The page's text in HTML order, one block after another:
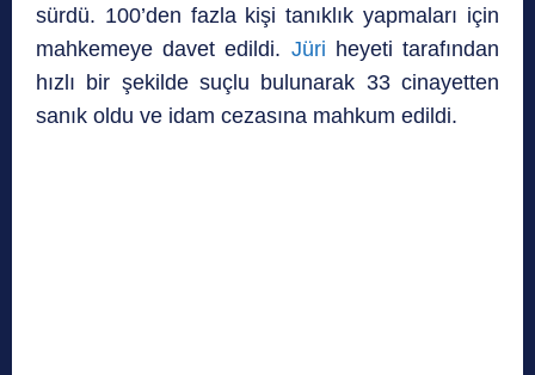
sürdü. 100’den fazla kişi tanıklık yapmaları için
mahkemeye davet edildi. Jüri heyeti tarafından
hızlı bir şekilde suçlu bulunarak 33 cinayetten
sanık oldu ve idam cezasına mahkum edildi.